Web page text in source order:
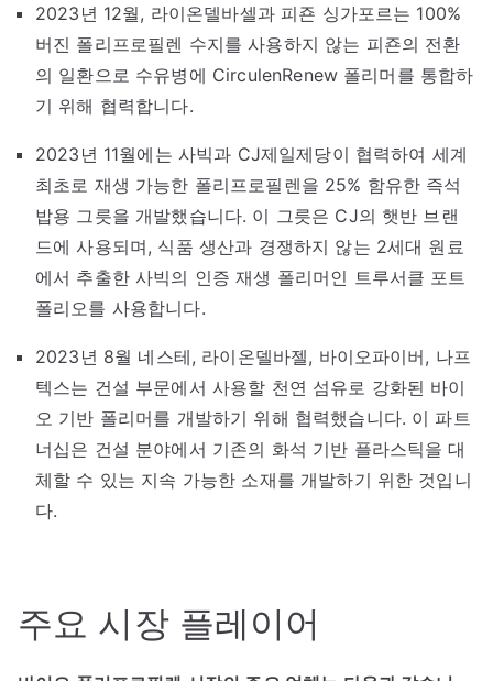
2023년 12월, 라이온델바셀과 피죤 싱가포르는 100%
버진 폴리프로필렌 수지를 사용하지 않는 피죤의 전환
의 일환으로 수유병에 CirculenRenew 폴리머를 통합하
기 위해 협력합니다.
2023년 11월에는 사빅과 CJ제일제당이 협력하여 세계
최초로 재생 가능한 폴리프로필렌을 25% 함유한 즉석
밥용 그릇을 개발했습니다. 이 그릇은 CJ의 햇반 브랜
드에 사용되며, 식품 생산과 경쟁하지 않는 2세대 원료
에서 추출한 사빅의 인증 재생 폴리머인 트루서클 포트
폴리오를 사용합니다.
2023년 8월 네스테, 라이온델바젤, 바이오파이버, 나프
텍스는 건설 부문에서 사용할 천연 섬유로 강화된 바이
오 기반 폴리머를 개발하기 위해 협력했습니다. 이 파트
너십은 건설 분야에서 기존의 화석 기반 플라스틱을 대
체할 수 있는 지속 가능한 소재를 개발하기 위한 것입니
다.
주요 시장 플레이어